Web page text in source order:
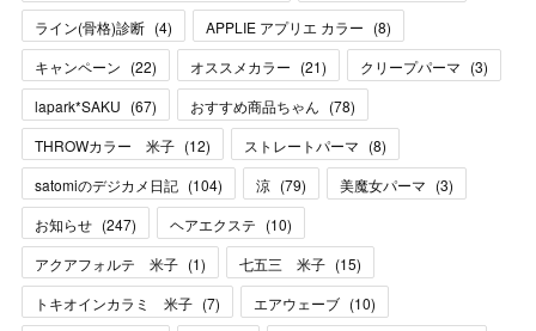
ライン(骨格)診断 (4) APPLIE アプリエ カラー (8)
キャンペーン (22) オススメカラー (21) クリープパーマ (3)
lapark*SAKU (67) おすすめ商品ちゃん (78)
THROWカラー 米子 (12) ストレートパーマ (8)
satomiのデジカメ日記 (104) 涼 (79) 美魔女パーマ (3)
お知らせ (247) ヘアエクステ (10)
アクアフォルテ 米子 (1) 七五三 米子 (15)
トキオインカラミ 米子 (7) エアウェーブ (10)